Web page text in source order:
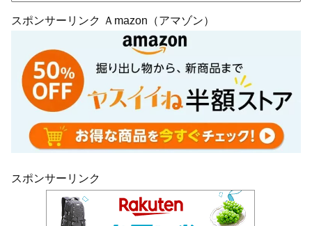
スポンサーリンク Ａmazon（アマゾン）
スポンサーリンク